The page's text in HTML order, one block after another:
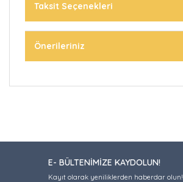
Taksit Seçenekleri
Önerileriniz
E- BÜLTENİMİZE KAYDOLUN!
Kayıt olarak yeniliklerden haberdar olun!